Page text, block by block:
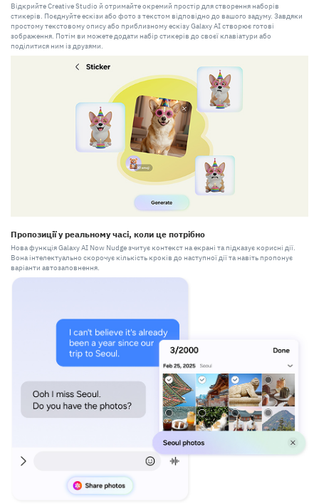
Відкрийте Creative Studio й отримайте окремий простір для створення наборів
стикерів. Поєднуйте ескізи або фото з текстом відповідно до вашого задуму. Завдяки
простому текстовому опису або приблизному ескізу Galaxy AI створює готові
зображення. Потім ви можете додати набір стикерів до своєї клавіатури або
поділитися ним із друзями.
Пропозиції у реальному часі, коли це потрібно
Нова функція Galaxy AI Now Nudge зчитує контекст на екрані та підказує корисні дії.
Вона інтелектуально скорочує кількість кроків до наступної дії та навіть пропонує
варіанти автозаповнення.